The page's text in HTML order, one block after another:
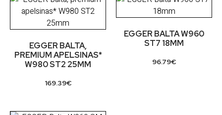
EGGER BALTA,
PREMIUM APELSINAS*
W980 ST2 25MM
169.39€
EGGER BALTA W960
ST7 18MM
96.79€